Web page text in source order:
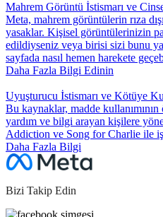
Mahrem Görüntü İstismarı ve
Meta, mahrem görüntülerin rıza
yasaklar. Kişisel görüntülerinizin
edildiyseniz veya birisi sizi bunu
sayfada nasıl hemen harekete
Daha Fazla Bilgi Edinin
Uyuşturucu İstismarı ve Kötüye
Bu kaynaklar, madde
yardım ve bilgi arayan kişilere
Addiction ve Song for Charlie ile
Daha Fazla Bilgi
Bizi Takip Edin